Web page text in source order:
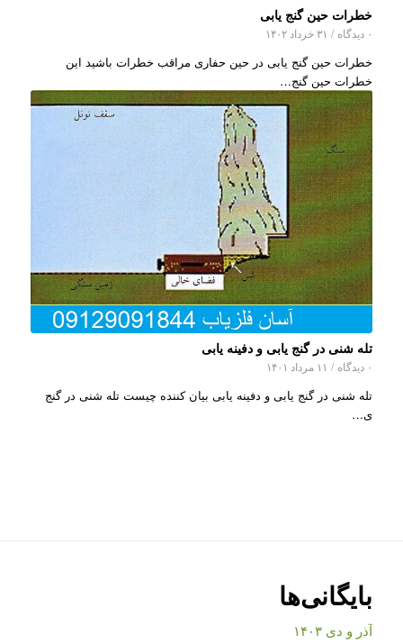
خطرات حین گنج یابی
۰ دیدگاه / ۳۱ خرداد ۱۴۰۲
خطرات حین گنج یابی در حین حفاری مراقب خطرات باشید این
خطرات حین گنج…
تله شنی در گنج یابی و دفینه یابی
۰ دیدگاه / ۱۱ مرداد ۱۴۰۱
تله شنی در گنج یابی و دفینه یابی بیان کننده چیست تله شنی در گنج
ی…
بایگانی‌ها
آذر و دی ۱۴۰۳